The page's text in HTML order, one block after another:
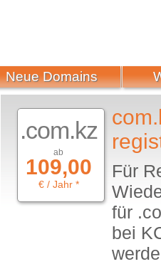
.com.kz
ab
109,00
€ / Jahr *
Für
für
bei
Neue Domains